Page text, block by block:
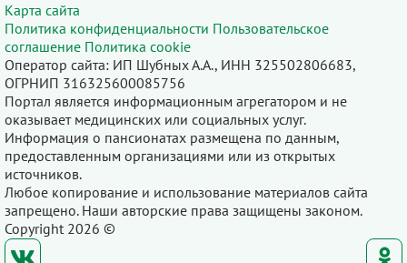
Карта сайта
Политика конфиденциальности Пользовательское
соглашение Политика cookie
Оператор сайта: ИП Шубных А.А., ИНН 325502806683,
ОГРНИП 316325600085756
Портал является информационным агрегатором и не
оказывает медицинских или социальных услуг.
Информация о пансионатах размещена по данным,
предоставленным организациями или из открытых
источников.
Любое копирование и использование материалов сайта
запрещено. Наши авторские права защищены законом.
Copyright 2026 ©